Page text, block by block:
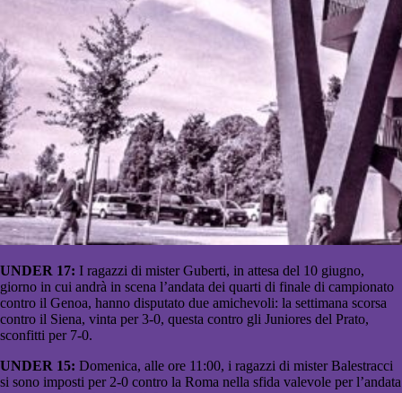
UNDER 17: I ragazzi di mister Guberti, in attesa del 10 giugno,
giorno in cui andrà in scena l’andata dei quarti di finale di campionato
contro il Genoa, hanno disputato due amichevoli: la settimana scorsa
contro il Siena, vinta per 3-0, questa contro gli Juniores del Prato,
sconfitti per 7-0.
UNDER 15: Domenica, alle ore 11:00, i ragazzi di mister Balestracci
si sono imposti per 2-0 contro la Roma nella sfida valevole per l’andata